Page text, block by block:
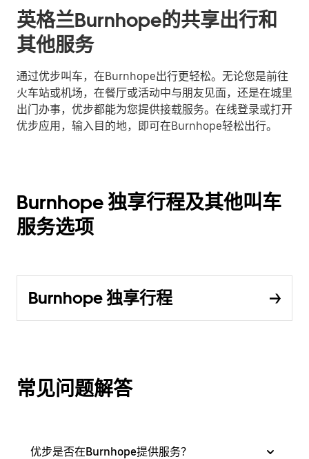
英格兰Burnhope的共享出行和
其他服务
通过优步叫车，在Burnhope出行更轻松。无论您是前往
火车站或机场，在餐厅或活动中与朋友见面，还是在城里
出门办事，优步都能为您提供接载服务。在线登录或打开
优步应用，输入目的地，即可在Burnhope轻松出行。
Burnhope 独享行程及其他叫车
服务选项
Burnhope 独享行程
常见问题解答
优步是否在Burnhope提供服务？